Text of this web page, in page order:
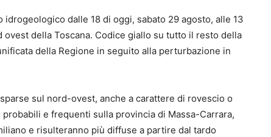
dalle 18 di oggi, sabato 29 agosto, alle 13
della Toscana. Codice giallo su tutto il resto della
della Regione in seguito alla perturbazione in
sul nord-ovest, anche a carattere di rovescio o
e frequenti sulla provincia di Massa-Carrara,
e risulteranno più diffuse a partire dal tardo